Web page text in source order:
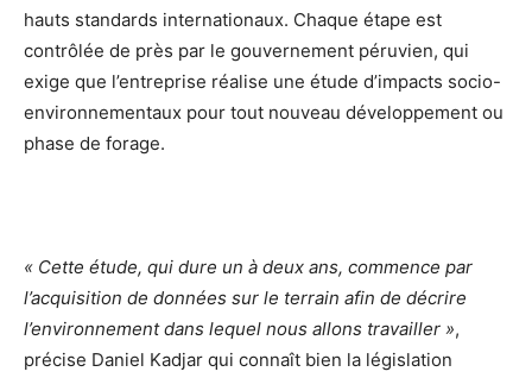
hauts standards internationaux. Chaque étape est
contrôlée de près par le gouvernement péruvien, qui
exige que l’entreprise réalise une étude d’impacts socio-
environnementaux pour tout nouveau développement ou
phase de forage.
« Cette étude, qui dure un à deux ans, commence par
l’acquisition de données sur le terrain afin de décrire
l’environnement dans lequel nous allons travailler »,
précise Daniel Kadjar qui connaît bien la législation